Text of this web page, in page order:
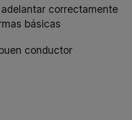
adelantar correctamente
básicas
conductor